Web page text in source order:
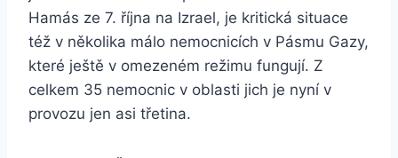
Hamás ze 7. října na Izrael, je kritická situace
též v několika málo nemocnicích v Pásmu Gazy,
které ještě v omezeném režimu fungují. Z
celkem 35 nemocnic v oblasti jich je nyní v
provozu jen asi třetina.